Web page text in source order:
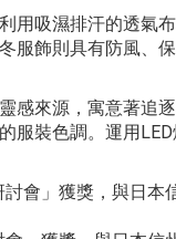
用吸濕排汗的透
服飾則具有防風
感來源，寓意著追
服裝色調。運用